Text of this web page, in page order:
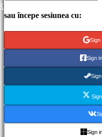
Jocuri
strategie
de
Jocuri
Jocuri
Jocuri
Shootere
sau începe sesiunea cu:
Sign
Sign
Sign